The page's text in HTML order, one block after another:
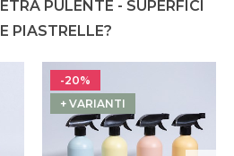
PULENTE - SUPERFICI
PIASTRELLE?
-20%
+ VARIANTI